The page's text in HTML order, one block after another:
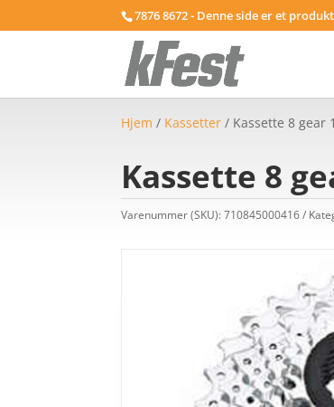
7876 8672 - Denne side er et
Hjem / Kassetter / Kassette 8 gear
Kassette 8
Varenummer (SKU):710845000416